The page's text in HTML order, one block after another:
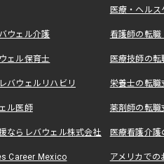
医療・ヘル
ウェル介護 看護師の転
ェル保育士 医療技師の
バウェルリハビリ 栄養士の転
ル医師 薬剤師の転
ならレバウェル株式会社 医療看護介
Career Mexico アメリカで